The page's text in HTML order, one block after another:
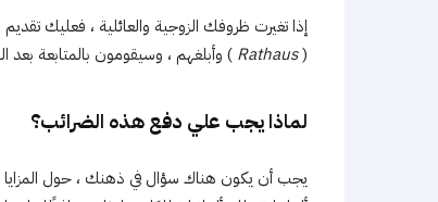
إذا تغيرت ظروفك الزوجية والعائلية ، فعليك
(
Rathaus ) وأبلغهم ، وسيقومون بالمتابعة
لماذا يجب علي دفع هذه الضرائب؟
يجب أن يكون هناك سؤال في ذهنك ، حول المزايا